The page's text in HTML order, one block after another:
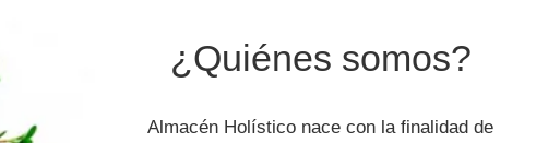
¿Quiénes somos?
Almacén Holístico nace con la finalidad de